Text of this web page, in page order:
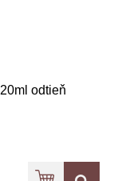
odtieň